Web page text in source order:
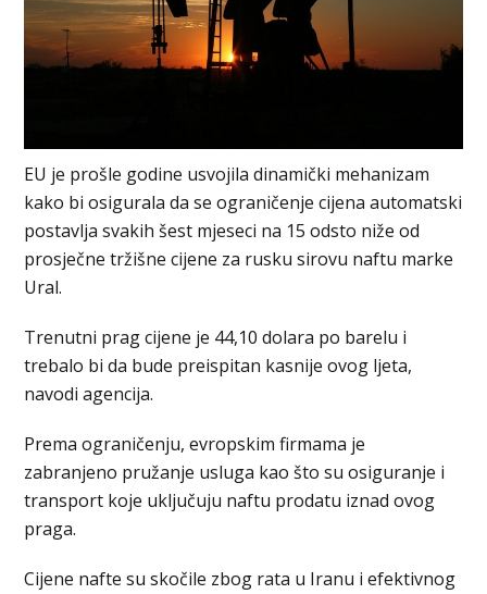
EU je prošle godine usvojila dinamički mehanizam
kako bi osigurala da se ograničenje ciјena automatski
postavlja svakih šest mјeseci na 15 odsto niže od
prosјečne tržišne ciјene za rusku sirovu naftu marke
Ural.
Trenutni prag ciјene je 44,10 dolara po barelu i
trebalo bi da bude preispitan kasnije ovog lјeta,
navodi agencija.
Prema ograničenju, evropskim firmama je
zabranjeno pružanje usluga kao što su osiguranje i
transport koje uključuju naftu prodatu iznad ovog
praga.
Ciјene nafte su skočile zbog rata u Iranu i efektivnog